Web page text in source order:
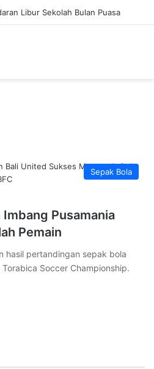
Libur Sekolah Bulan Puasa
Sepak Bola
Pusamania
Pemain
hasil pertandingan sepak bola
Soccer Championship.